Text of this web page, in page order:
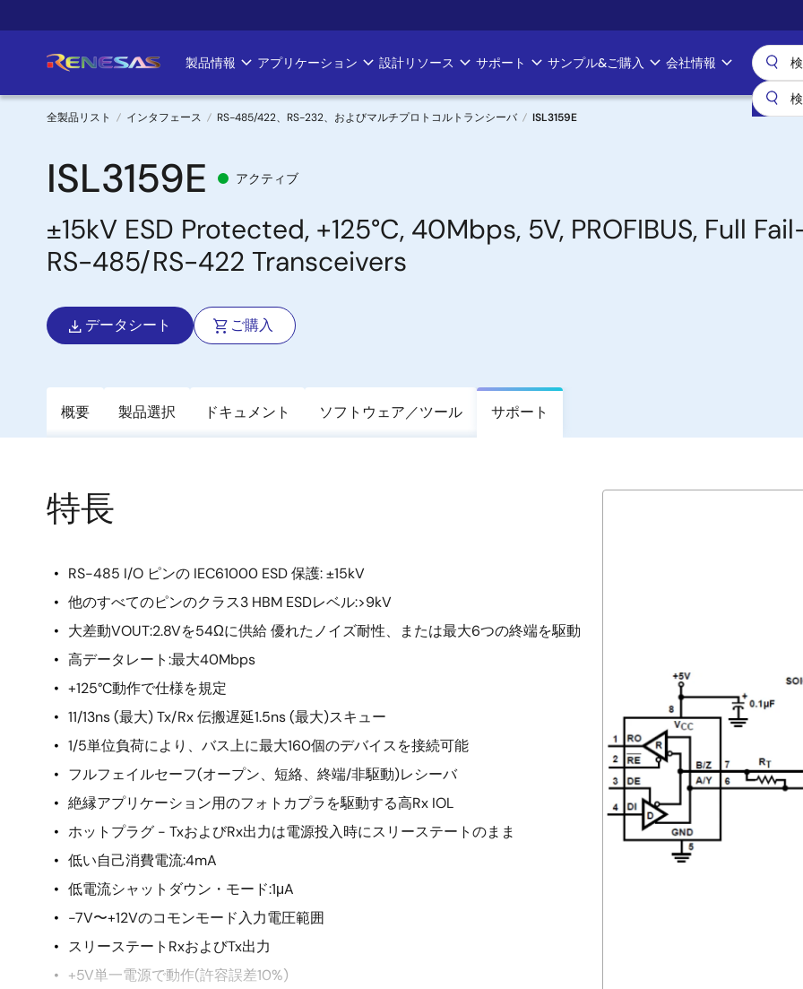
イ
ン
Main
navigation
製品情報 アプリケーション 設計リソース サポート サンプル&ご購入 会社情報
パ
ン
く
ず
全製品リスト インタフェース RS-485/422、RS-232、およびマルチプロトコルトランシーバ ISL3159E
ISL3159E アクティブ
±15kV ESD Protected, +125°C, 40Mbps, 5V, PROFIBUS, Full
RS-485/RS-422 Transceivers
データシート ご購入
概要 製品選択 ドキュメント ソフトウェア／ツール サポート
特長
RS-485 I/O ピンの IEC61000 ESD 保護: ±15kV
他のすべてのピンのクラス3 HBM ESDレベル:>9kV
大差動VOUT:2.8Vを54Ωに供給 優れたノイズ耐性、または最大6つの終端を駆動
高データレート:最大40Mbps
+125°C動作で仕様を規定
11/13ns (最大) Tx/Rx 伝搬遅延1.5ns (最大)スキュー
1/5単位負荷により、バス上に最大160個のデバイスを接続可能
フルフェイルセーフ(オープン、短絡、終端/非駆動)レシーバ
絶縁アプリケーション用のフォトカプラを駆動する高Rx IOL
ホットプラグ - TxおよびRx出力は電源投入時にスリーステートのまま
低い自己消費電流:4mA
低電流シャットダウン・モード:1μA
-7V〜+12Vのコモンモード入力電圧範囲
スリーステートRxおよびTx出力
+5V単一電源で動作(許容誤差10%)